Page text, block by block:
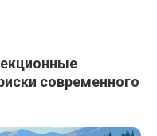
современного